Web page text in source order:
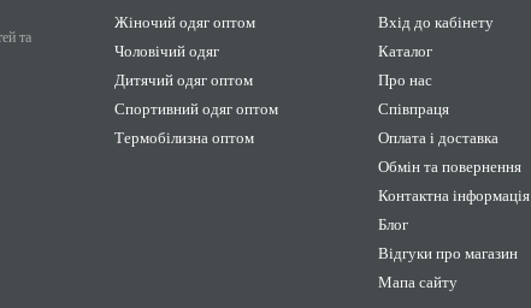
та
Жіночий одяг оптом
Чоловічий одяг
Дитячий одяг оптом
Спортивний одяг оптом
Термобілизна оптом
Вхід до кабінету
Каталог
Про нас
Співпраця
Оплата і доставка
Обмін та повернення
Контактна інформація
Блог
Відгуки про магазин
Мапа сайту